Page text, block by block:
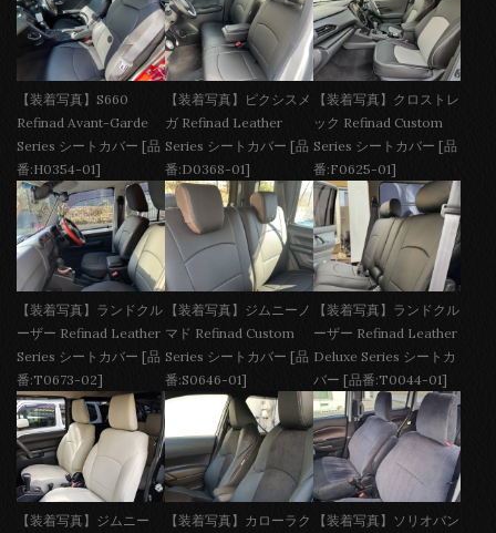
【装着写真】S660
Refinad Avant-Garde
Series シートカバー [品
番:H0354-01]
【装着写真】ピクシスメ
ガ Refinad Leather
Series シートカバー [品
番:D0368-01]
【装着写真】クロストレ
ック Refinad Custom
Series シートカバー [品
番:F0625-01]
【装着写真】ランドクル
ーザー Refinad Leather
Series シートカバー [品
番:T0673-02]
【装着写真】ジムニーノ
マド Refinad Custom
Series シートカバー [品
番:S0646-01]
【装着写真】ランドクル
ーザー Refinad Leather
Deluxe Series シートカ
バー [品番:T0044-01]
【装着写真】ジムニー
【装着写真】カローラク
【装着写真】ソリオバン